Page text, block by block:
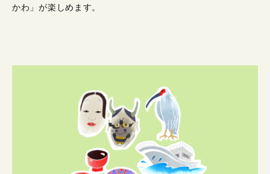
かわ」が楽しめます。